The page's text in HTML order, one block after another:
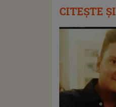
CITEȘTE ȘI